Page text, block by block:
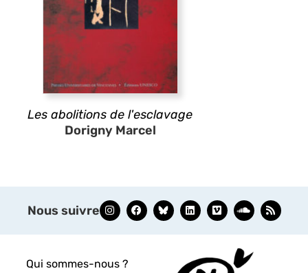
Les abolitions de l'esclavage
Dorigny Marcel
Nous suivre
Qui sommes-nous ?